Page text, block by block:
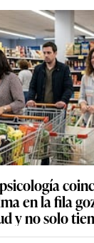
en la fila
y no solo